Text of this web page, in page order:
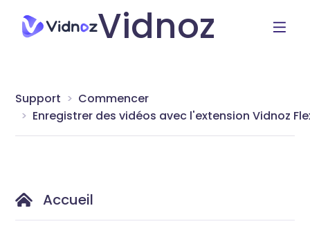
Vidnoz
Support
Commencer
Enregistrer des vidéos avec l'extension Vidnoz
Accueil